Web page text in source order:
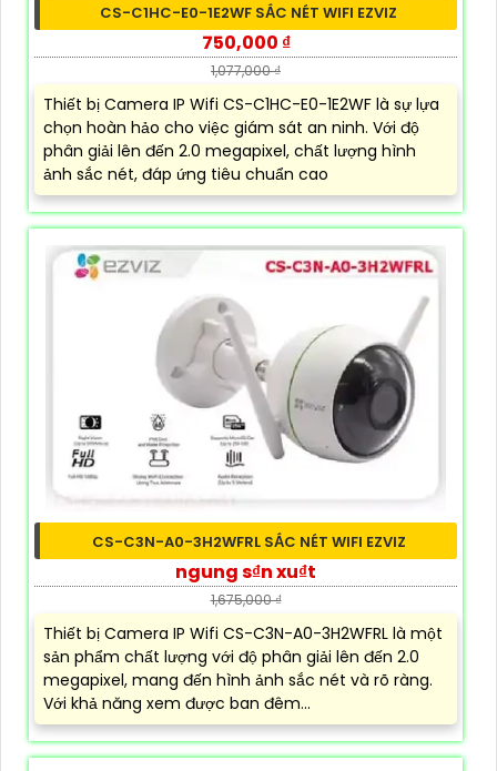
CS-C1HC-E0-1E2WF SẮC NÉT WIFI EZVIZ
750,000 ₫
1,077,000 ₫
Thiết bị Camera IP Wifi CS-C1HC-E0-1E2WF là sự lựa
chọn hoàn hảo cho việc giám sát an ninh. Với độ
phân giải lên đến 2.0 megapixel, chất lượng hình
ảnh sắc nét, đáp ứng tiêu chuẩn cao
CS-C3N-A0-3H2WFRL SẮC NÉT WIFI EZVIZ
ngung s₫n xu₫t
1,675,000 ₫
Thiết bị Camera IP Wifi CS-C3N-A0-3H2WFRL là một
sản phẩm chất lượng với độ phân giải lên đến 2.0
megapixel, mang đến hình ảnh sắc nét và rõ ràng.
Với khả năng xem được ban đêm...